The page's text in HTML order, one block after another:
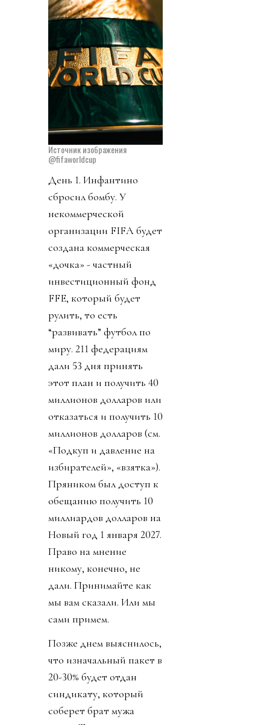
Источник изображения
@fifaworldcup
День 1. Инфантино
сбросил бомбу. У
некоммерческой
организации FIFA будет
создана коммерческая
«дочка» - частный
инвестиционный фонд
FFE, который будет
рулить, то есть
“развивать” футбол по
миру. 211 федерациям
дали 53 дня принять
этот план и получить 40
миллионов долларов или
отказаться и получить 10
миллионов долларов (см.
«Подкуп и давление на
избирателей», «взятка»).
Пряником был доступ к
обещанию получить 10
миллиардов долларов на
Новый год 1 января 2027.
Право на мнение
никому, конечно, не
дали. Принимайте как
мы вам сказали. Или мы
сами примем.
Позже днем выяснилось,
что изначальный пакет в
20-30% будет отдан
синдикату, который
соберет брат мужа